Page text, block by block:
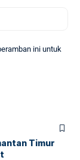
ini untuk
Timur